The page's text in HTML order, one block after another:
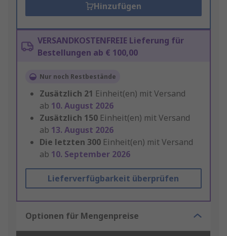
Hinzufügen
VERSANDKOSTENFREIE Lieferung für
Bestellungen ab € 100,00
Nur noch Restbestände
Zusätzlich 21 Einheit(en) mit Versand
ab 10. August 2026
Zusätzlich 150 Einheit(en) mit Versand
ab 13. August 2026
Die letzten 300 Einheit(en) mit Versand
ab 10. September 2026
Lieferverfügbarkeit überprüfen
Optionen für Mengenpreise